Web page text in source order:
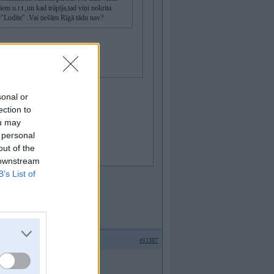
or
to
may
of the
List of
u.t.t.,un kad trāpīja,tad viņi nokrita.
.Vai tiešām Rīgā tādu nav?
#11387